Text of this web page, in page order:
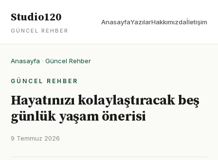
Studio120
GÜNCEL REHBER
AnasayfaYazılarHakkımızdaİletişim
Anasayfa · Güncel Rehber
GÜNCEL REHBER
Hayatınızı kolaylaştıracak beş
günlük yaşam önerisi
9 Temmuz 2026